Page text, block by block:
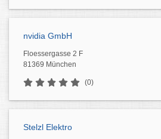
nvidia GmbH
Floessergasse 2 F
81369 München
(0)
Stelzl Elektro